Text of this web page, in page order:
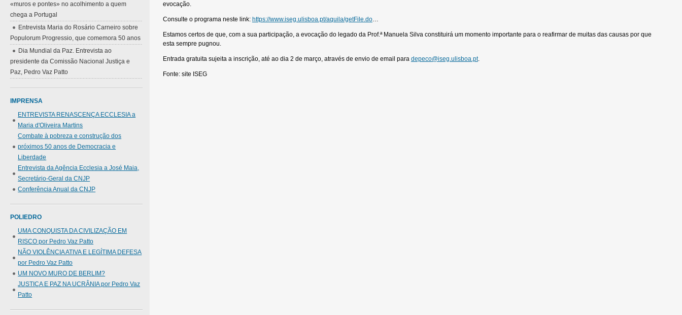
evocação.
Consulte o programa neste link: https://www.iseg.ulisboa.pt/aquila/getFile.do…
Estamos certos de que, com a sua participação, a evocação do legado da Prof.ª Manuela Silva constituirá um momento importante para o reafirmar de muitas das causas por que
esta sempre pugnou.
Entrada gratuita sujeita a inscrição, até ao dia 2 de março, através de envio de email para depeco@iseg.ulisboa.pt.
Fonte: site ISEG
«muros e pontes» no acolhimento a quem
chega a Portugal
Entrevista Maria do Rosário Carneiro sobre
Populorum Progressio, que comemora 50 anos
Dia Mundial da Paz. Entrevista ao
presidente da Comissão Nacional Justiça e
Paz, Pedro Vaz Patto
IMPRENSA
ENTREVISTA RENASCENÇA ECCLESIA a
Maria d'Oliveira Martins
Combate à pobreza e construção dos
próximos 50 anos de Democracia e
Liberdade
Entrevista da Agência Ecclesia a José Maia,
Secretário-Geral da CNJP
Conferência Anual da CNJP
POLIEDRO
UMA CONQUISTA DA CIVILIZAÇÃO EM
RISCO por Pedro Vaz Patto
NÃO VIOLÊNCIA ATIVA E LEGÍTIMA DEFESA
por Pedro Vaz Patto
UM NOVO MURO DE BERLIM?
JUSTIÇA E PAZ NA UCRÂNIA por Pedro Vaz
Patto